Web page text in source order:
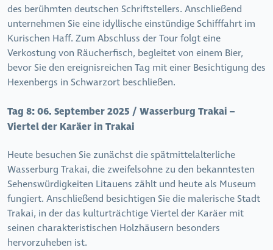
des berühmten deutschen Schriftstellers. Anschließend
unternehmen Sie eine idyllische einstündige Schifffahrt im
Kurischen Haff. Zum Abschluss der Tour folgt eine
Verkostung von Räucherfisch, begleitet von einem Bier,
bevor Sie den ereignisreichen Tag mit einer Besichtigung des
Hexenbergs in Schwarzort beschließen.
Tag 8:06. September 2025 / Wasserburg Trakai –
Viertel der Karäer in Trakai
Heute besuchen Sie zunächst die spätmittelalterliche
Wasserburg Trakai, die zweifelsohne zu den bekanntesten
Sehenswürdigkeiten Litauens zählt und heute als Museum
fungiert. Anschließend besichtigen Sie die malerische Stadt
Trakai, in der das kulturträchtige Viertel der Karäer mit
seinen charakteristischen Holzhäusern besonders
hervorzuheben ist.